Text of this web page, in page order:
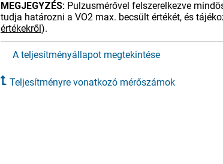
MEGJEGYZÉS: Pulzusmérővel felszerelkezve
tudja határozni a VO2 max. becsült értékét, és
értékekről).
A teljesítményállapot megtekintése
Teljesítményre vonatkozó mérőszámok